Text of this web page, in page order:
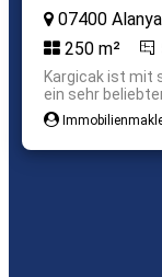
07400
250 m²
Kargicak ist mit
ein sehr